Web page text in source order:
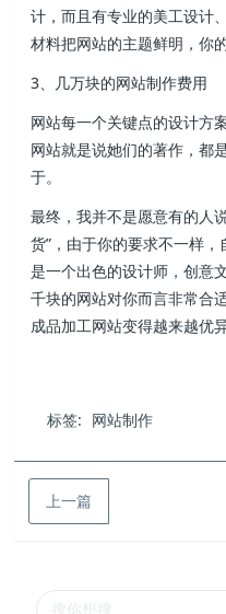
计，而且有专业的美工设计
材料把网站的主题鲜明，你
3、几万块的网站制作费用
网站每一个关键点的设计方
网站就是说她们的著作，都
于。
最终，我并不是愿意有的人
货”，由于你的要求不一样
是一个出色的设计师，创意
千块的网站对你而言非常合
成品加工网站变得越来越优
标签: 网站制作
上一篇